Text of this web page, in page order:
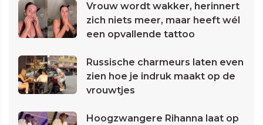
Vrouw wordt wakker, herinnert
zich niets meer, maar heeft wél
een opvallende tattoo
Russische charmeurs laten even
zien hoe je indruk maakt op de
vrouwtjes
Hoogzwangere Rihanna laat op